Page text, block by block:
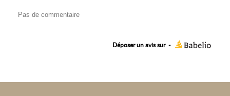
Pas de commentaire
Déposer un avis sur -